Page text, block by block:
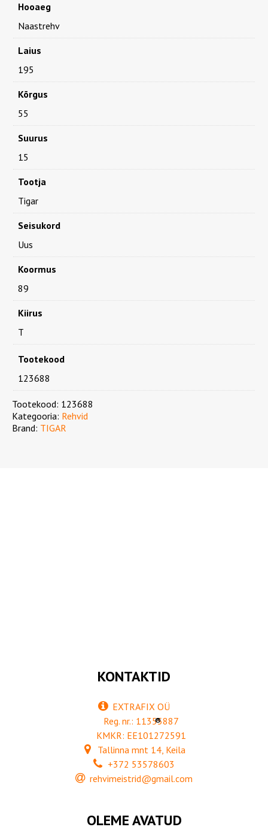
Hooaeg
Naastrehv
Laius
195
Kõrgus
55
Suurus
15
Tootja
Tigar
Seisukord
Uus
Koormus
89
Kiirus
T
Tootekood
123688
Tootekood: 123688
Kategooria: Rehvid
Brand: TIGAR
KONTAKTID
EXTRAFIX OÜ
Reg. nr.: 11355887
KMKR: EE101272591
Tallinna mnt 14, Keila
+372 53578603
rehvimeistrid@gmail.com
OLEME AVATUD
®